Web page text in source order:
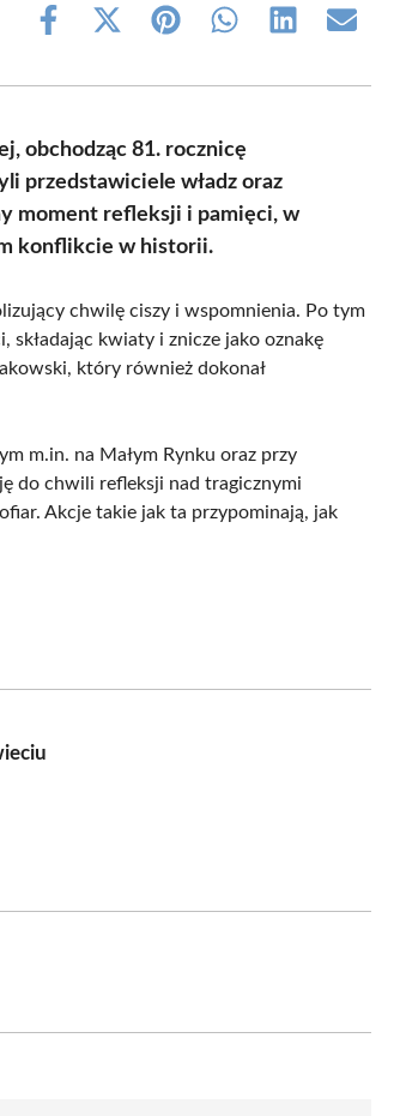
Share
Share
(Twitter)
Share Share Share Share
obchodząc 81. rocznicę
przedstawiciele władz oraz
moment refleksji i pamięci, w
konflikcie w historii.
chwilę ciszy i wspomnienia. Po tym
składając kwiaty i znicze jako oznakę
który również dokonał
m.in. na Małym Rynku oraz przy
do chwili refleksji nad tragicznymi
Akcje takie jak ta przypominają, jak